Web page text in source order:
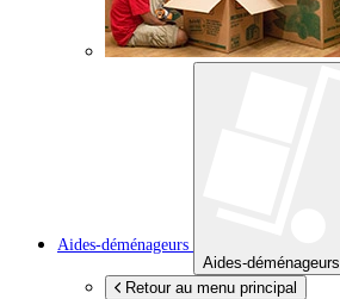
Aides-déménageurs
Aides-déménageurs
Retour au menu principal